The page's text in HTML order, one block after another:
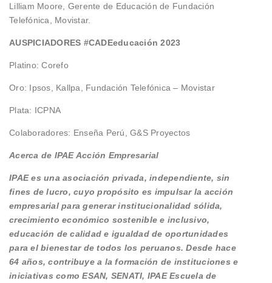
Lilliam Moore, Gerente de Educación de Fundación
Telefónica, Movistar.
AUSPICIADORES #CADEeducación 2023
Platino: Corefo
Oro: Ipsos, Kallpa, Fundación Telefónica – Movistar
Plata: ICPNA
Colaboradores: Enseña Perú, G&S Proyectos
Acerca de IPAE Acción Empresarial
IPAE es una asociación privada, independiente, sin
fines de lucro, cuyo propósito es impulsar la acción
empresarial para generar institucionalidad sólida,
crecimiento económico sostenible e inclusivo,
educación de calidad e igualdad de oportunidades
para el bienestar de todos los peruanos. Desde hace
64 años, contribuye a la formación de instituciones e
iniciativas como ESAN, SENATI, IPAE Escuela de